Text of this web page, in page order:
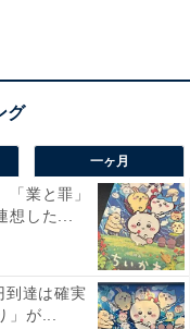
しかし新は、「俺
しみに待ってろ」
とが気になり過去
たのかを悟ります。
、大学生になり20歳
付き合う友人の誘い
一ヶ月
業と罪」
想した...
到達は確実
」が...